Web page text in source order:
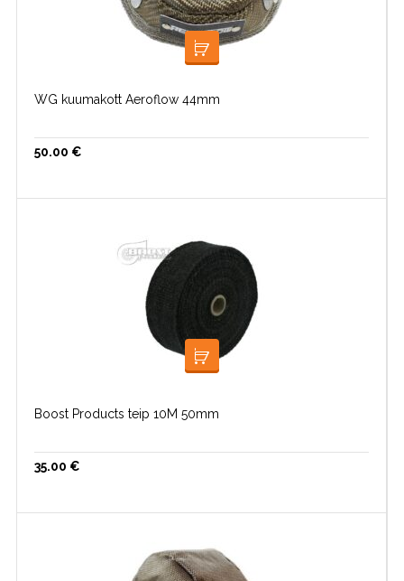
LISA KORVI
WG kuumakott Aeroflow 44mm
50.00 €
LISA KORVI
Boost Products teip 10M 50mm
35.00 €